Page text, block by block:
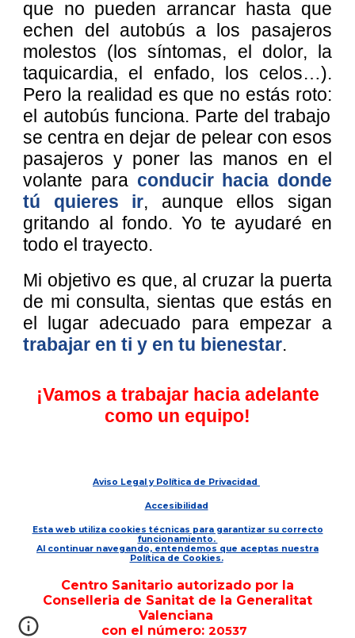
que no pueden arrancar hasta que
echen del autobús a los pasajeros
molestos (los síntomas, el dolor, la
taquicardia, el enfado, los celos…).
Pero la realidad es que no estás roto:
el autobús funciona. Parte del trabajo
se centra en dejar de pelear con esos
pasajeros y poner las manos en el
volante para conducir hacia donde
tú quieres ir, aunque ellos sigan
gritando al fondo. Yo te ayudaré en
todo el trayecto.
Mi objetivo es que, al cruzar la puerta
de mi consulta, sientas que estás en
el lugar adecuado para empezar a
trabajar en ti y en tu bienestar.
¡Vamos a trabajar hacia adelante
como un equipo!
Aviso Legal y Política de Privacidad
Accesibilidad
Esta web utiliza cookies técnicas para garantizar su correcto
funcionamiento.
Al continuar navegando, entendemos que aceptas nuestra
Política de Cookies.
Centro Sanitario autorizado por la
Conselleria de Sanitat de la Generalitat
Valenciana
con el número: 20537